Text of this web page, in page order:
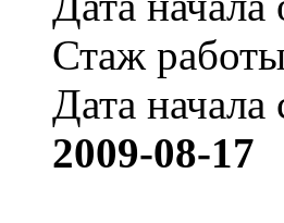
Стаж
Дата
2009-08-17